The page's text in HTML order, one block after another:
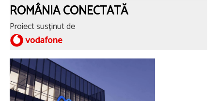
ROMÂNIA CONECTATĂ
Proiect susținut de